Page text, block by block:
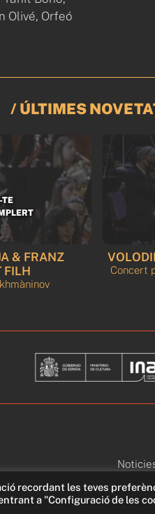
Olivé, Orfeó
/ ÚLTIMES
TE
& FRANZ
FILH
Concert
recordant les teves
a "Configuració de les